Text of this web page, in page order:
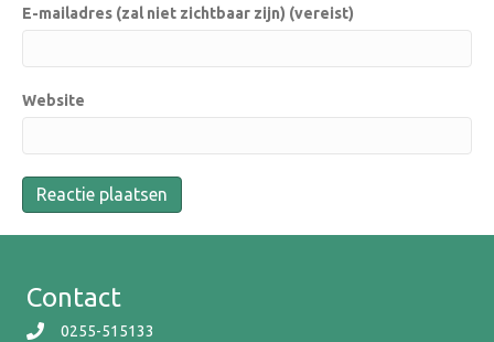
E-mailadres (zal niet zichtbaar zijn) (vereist)
Website
Contact
0255-515133